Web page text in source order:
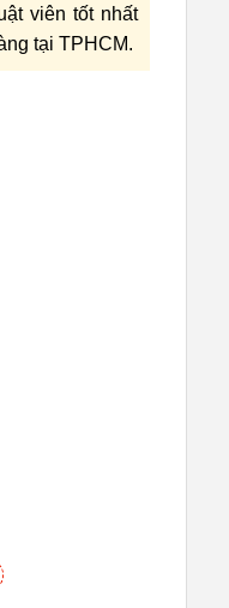
viên tốt nhất
tại TPHCM.